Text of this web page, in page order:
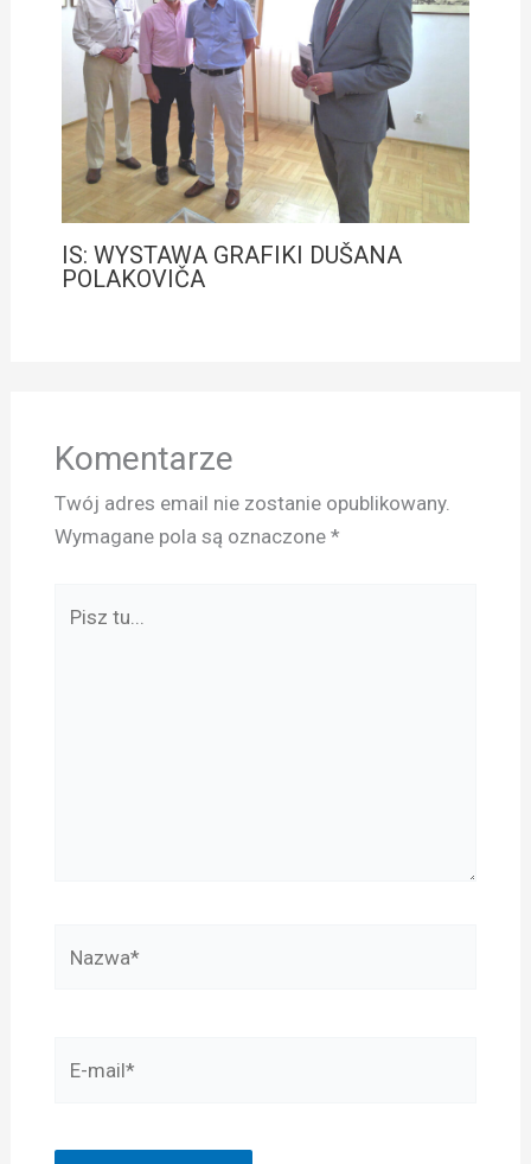
IS: WYSTAWA GRAFIKI DUŠANA
POLAKOVIČA
Komentarze
Twój adres email nie zostanie opublikowany.
Wymagane pola są oznaczone *
tu...